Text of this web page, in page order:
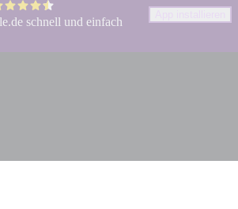
schnell und einfach